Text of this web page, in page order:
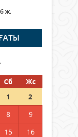
ж.
Сб
Жс
1
2
8
9
15
16